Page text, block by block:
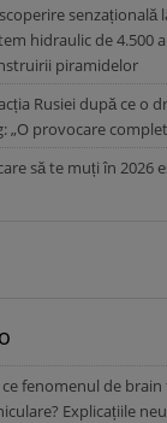
senzațională
hidraulic de 4.500
piramidelor
Rusiei după ce o
„O provocare
să te muți în 2026
ce fenomenul de
Explicațiile